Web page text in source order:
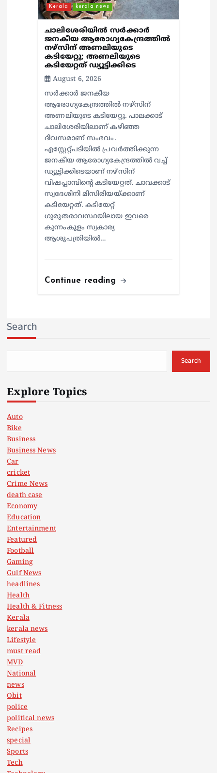
Kerala kerala news
ചാലിശേരിയില്‍ സര്‍ക്കാര്‍
ജനകീയ ആരോഗ്യകേന്ദ്രത്തില്‍
നഴ്സിന് അണലിയുടെ
കടിയേറ്റു; അണലിയുടെ
കടിയേറ്റത് ഡ്യൂട്ടിക്കിടെ
August 6, 2026
സര്‍ക്കാര്‍ ജനകീയ
ആരോഗ്യകേന്ദ്രത്തില്‍ നഴ്സിന്
അണലിയുടെ കടിയേറ്റു. പാലക്കാട്
ചാലിശേരിയിലാണ് കഴിഞ്ഞ
ദിവസമാണ് സംഭവം.
എസ്റ്റേറ്റ്പടിയില്‍ പ്രവര്‍ത്തിക്കുന്ന
ജനകീയ ആരോഗ്യകേന്ദ്രത്തില്‍ വച്ച്
ഡ്യൂട്ടിക്കിടെയാണ് നഴ്സിന്
വിഷപ്പാമ്പിന്റെ കടിയേറ്റത്. ചാവക്കാട്
സ്വദേശിനി മിസിരിയയ്ക്കാണ്
കടിയേറ്റത്. കടിയേറ്റ്
ഗുരുതരാവസ്ഥയിലായ ഇവരെ
കുന്നംകുളം സ്വകാര്യ
ആശുപത്രിയില്‍…
Continue reading
Search
Search
Explore Topics
Auto
Bike
Business
Business News
Car
cricket
Crime News
death case
Economy
Education
Entertainment
Featured
Football
Gaming
Gulf News
headlines
Health
Health & Fitness
Kerala
kerala news
Lifestyle
must read
MVD
National
news
Obit
police
political news
Recipes
special
Sports
Tech